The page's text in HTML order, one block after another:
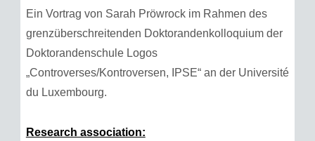
Ein Vortrag von Sarah Pröwrock im Rahmen des
grenzüberschreitenden Doktorandenkolloquium der
Doktorandenschule Logos
„Controverses/Kontroversen, IPSE“ an der Université
du Luxembourg.
Research association: